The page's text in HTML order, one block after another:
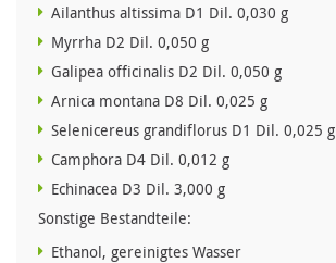
Ailanthus altissima D1 Dil. 0,030 g
Myrrha D2 Dil. 0,050 g
Galipea officinalis D2 Dil. 0,050 g
Arnica montana D8 Dil. 0,025 g
Selenicereus grandiflorus D1 Dil. 0,025 g
Camphora D4 Dil. 0,012 g
Echinacea D3 Dil. 3,000 g
Sonstige Bestandteile:
Ethanol, gereinigtes Wasser